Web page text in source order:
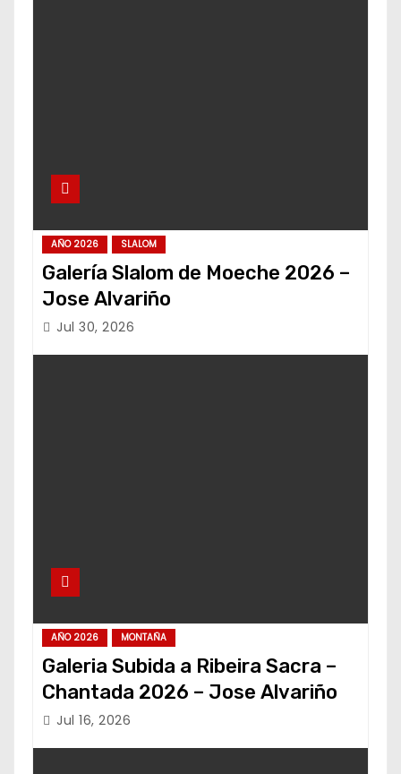
AÑO 2026 SLALOM
Galería Slalom de Moeche 2026 –
Jose Alvariño
Jul 30, 2026
AÑO 2026 MONTAÑA
Galeria Subida a Ribeira Sacra –
Chantada 2026 – Jose Alvariño
Jul 16, 2026